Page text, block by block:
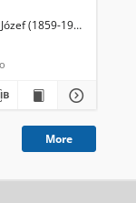
(1859-1916).
More